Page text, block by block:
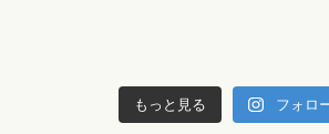
もっと見る フォロ